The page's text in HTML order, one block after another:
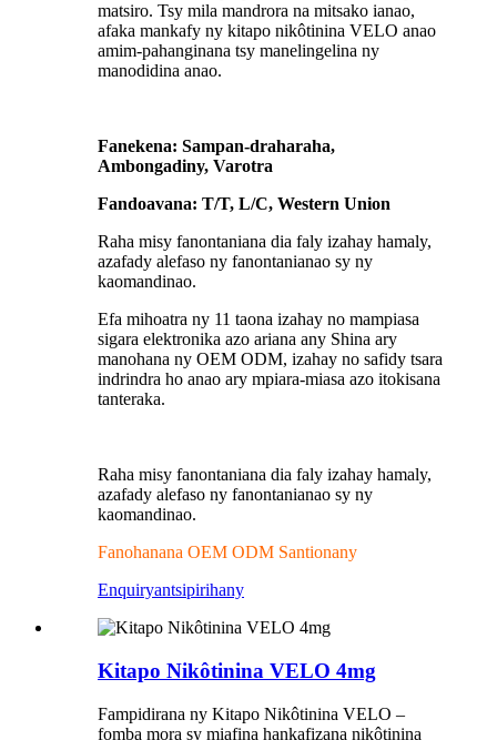
matsiro. Tsy mila mandrora na mitsako ianao,
afaka mankafy ny kitapo nikôtinina VELO anao
amim-pahanginana tsy manelingelina ny
manodidina anao.
Fanekena: Sampan-draharaha,
Ambongadiny, Varotra
Fandoavana: T/T, L/C, Western Union
Raha misy fanontaniana dia faly izahay hamaly,
azafady alefaso ny fanontanianao sy ny
kaomandinao.
Efa mihoatra ny 11 taona izahay no mampiasa
sigara elektronika azo ariana any Shina ary
manohana ny OEM ODM, izahay no safidy tsara
indrindra ho anao ary mpiara-miasa azo itokisana
tanteraka.
Raha misy fanontaniana dia faly izahay hamaly,
azafady alefaso ny fanontanianao sy ny
kaomandinao.
Fanohanana OEM ODM Santionany
Enquiryantsipirihany
Kitapo Nikôtinina VELO 4mg
Fampidirana ny Kitapo Nikôtinina VELO –
fomba mora sy miafina hankafizana nikôtinina